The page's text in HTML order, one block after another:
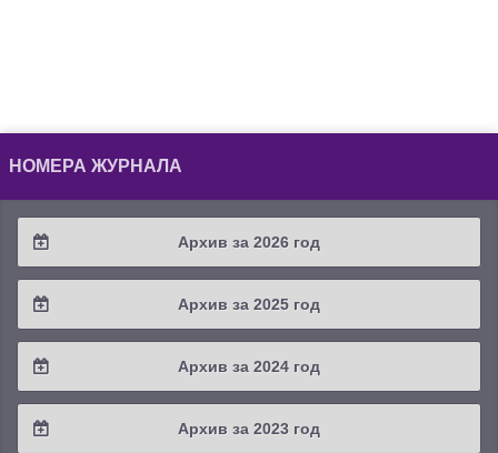
НОМЕРА ЖУРНАЛА
Архив за 2026 год
2026 / #2
2026 / #1
Архив за 2025 год
2025 / #4
2025 / #3
Архив за 2024 год
2024 / #4
Архив за 2023 год